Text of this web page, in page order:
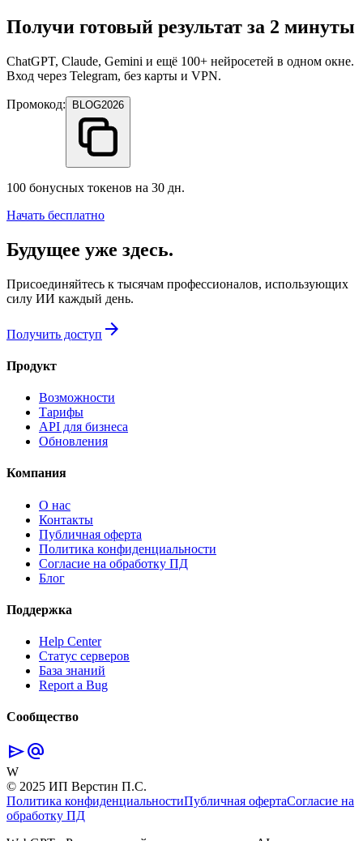
Получи готовый результат за 2 минуты
ChatGPT, Claude, Gemini и ещё 100+ нейросетей в одном окне.
Вход через Telegram, без карты и VPN.
Промокод: BLOG2026
100 бонусных токенов на 30 дн.
Начать бесплатно
Будущее уже здесь.
Присоединяйтесь к тысячам профессионалов, использующих
силу ИИ каждый день.
Получить доступ arrow_forward
Продукт
Возможности
Тарифы
API для бизнеса
Обновления
Компания
О нас
Контакты
Публичная оферта
Политика конфиденциальности
Согласие на обработку ПД
Блог
Поддержка
Help Center
Статус серверов
База знаний
Report a Bug
Сообщество
sendalternate_email
W
© 2025 ИП Верстин П.С.
Политика конфиденциальностиПубличная офертаСогласие на
обработку ПД